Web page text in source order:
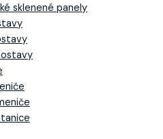
sklenené panely